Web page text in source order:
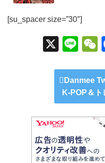
[su_spacer size=”30″]
X
Li
e
Danmee
K-POP＆